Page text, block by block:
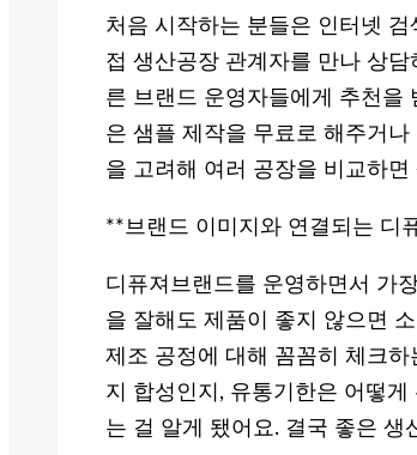
처음 시작하는 분들은 인터넷
접 생산공장 관계자를 만나 상
른 브랜드 운영자들에게 추천을
은 샘플 제작을 무료로 해주거
을 고려해 여러 공장을 비교하
**브랜드 이미지와 연결되는 디
디퓨져브랜드를 운영하면서 가
을 잘해도 제품이 좋지 않으면
제조 공정에 대해 꼼꼼히 체크
지 합성인지, 유통기한은 어떻
는 걸 알게 됐어요. 결국 좋은 생